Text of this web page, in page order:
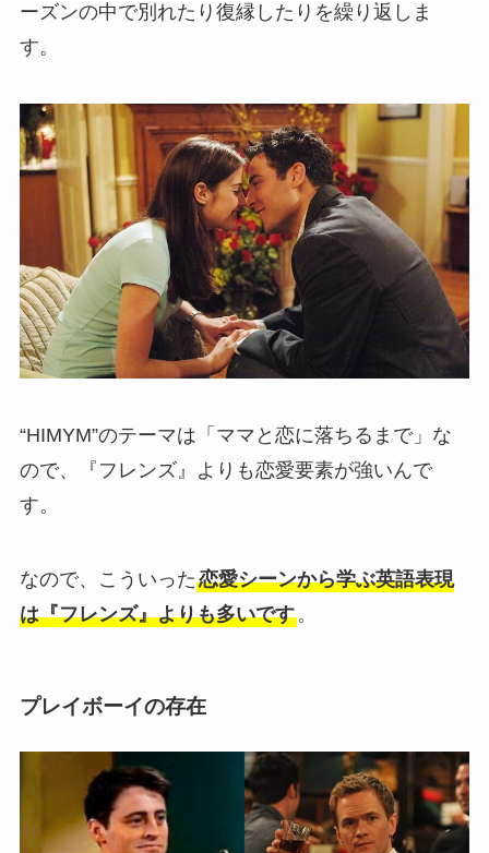
ーズンの中で別れたり復縁したりを繰り返しま
す。
“HIMYM”のテーマは「ママと恋に落ちるまで」な
ので、『フレンズ』よりも恋愛要素が強いんで
す。
なので、こういった恋愛シーンから学ぶ英語表現
は『フレンズ』よりも多いです。
プレイボーイの存在